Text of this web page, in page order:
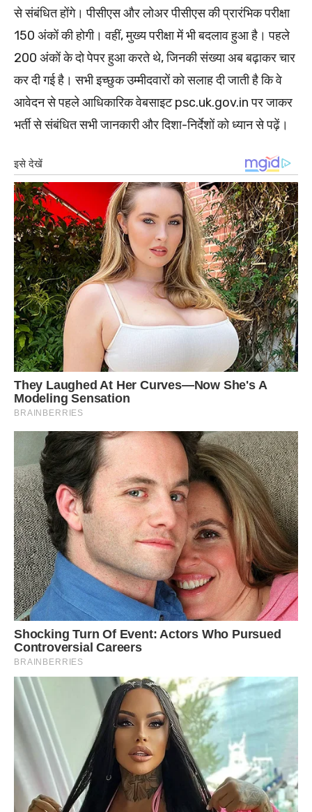
से संबंधित होंगे। पीसीएस और लोअर पीसीएस की प्रारंभिक परीक्षा
150 अंकों की होगी। वहीं, मुख्य परीक्षा में भी बदलाव हुआ है। पहले
200 अंकों के दो पेपर हुआ करते थे, जिनकी संख्या अब बढ़ाकर चार
कर दी गई है। सभी इच्छुक उम्मीदवारों को सलाह दी जाती है कि वे
आवेदन से पहले आधिकारिक वेबसाइट psc.uk.gov.in पर जाकर
भर्ती से संबंधित सभी जानकारी और दिशा-निर्देशों को ध्यान से पढ़ें।